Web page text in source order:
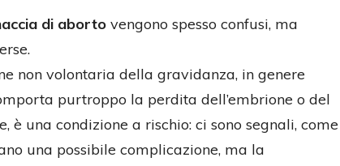
di aborto vengono spesso confusi, ma
non volontaria della gravidanza, in genere
purtroppo la perdita dell’embrione o del
è una condizione a rischio: ci sono segnali, come
una possibile complicazione, ma la